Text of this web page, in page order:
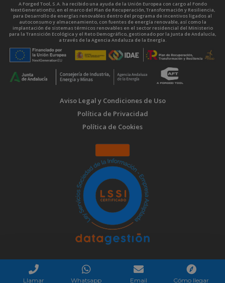
Llamar Whatsapp Email Cómo llegar
A Forged Tool, S.A. ha recibido una ayuda de la Unión Europea con cargo al Fondo
NextGenerationEU, en el marco del Plan de Recuperación, Transformación y Resiliencia,
para Desarrollo de energías renovables dentro del programa de incentivos ligados al
autoconsumo y almacenamiento, con fuentes de energía renovable, así como la
implantación de sistemas térmicos renovables en el sector residencial del Ministerio
para la Transición Ecológica y el Reto Demográfico, gestionado por la Junta de Andalucía,
a través de la Agencia Andaluza de la Energía.
Aviso Legal y Condiciones de Uso
Política de Privacidad
Política de Cookies